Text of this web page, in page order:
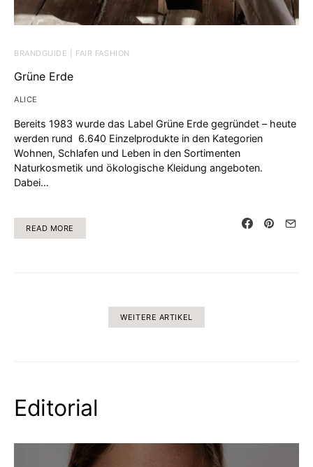
BRANDGUIDE | FAIR FASHION
Grüne Erde
ALICE
Bereits 1983 wurde das Label Grüne Erde gegründet – heute
werden rund 6.640 Einzelprodukte in den Kategorien
Wohnen, Schlafen und Leben in den Sortimenten
Naturkosmetik und ökologische Kleidung angeboten.
Dabei…
READ MORE
WEITERE ARTIKEL
Editorial